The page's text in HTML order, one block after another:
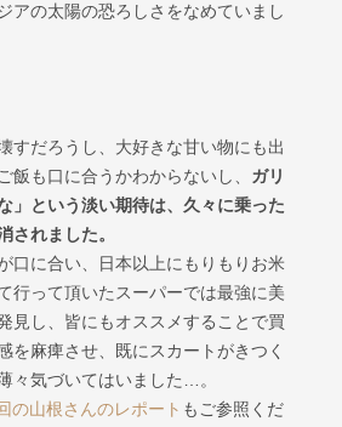
アの太陽の恐ろしさをなめていまし
すだろうし、大好きな甘い物にも出
飯も口に合うかわからないし、 ガリ
」という淡い期待は、久々に乗った
されました。
口に合い、日本以上にもりもりお米
行って頂いたスーパーでは最強に美
見し、皆にもオススメすることで買
を麻痺させ、既にスカートがきつく
々気づいてはいました…。
の山根さんのレポート もご参照くだ